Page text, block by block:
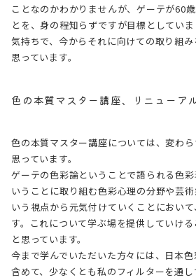
ことなのかわかりませんが、ゲーテが60
とを、身の程知らずですが目標としてい
気持ちで、今からそれに向けての取り組
思っています。
色の本質マスター講座、リニューア
色の本質マスター講座については、変わ
思っています。
ゲーテの色彩論ということで語られる色
いうことに取り組む色彩心理の分野や芸
いう視点から元気付けていくことにおい
す。これについて学ぶ場を提供していけ
と思っています。
今まで学んでいただいた方々には、日本
含めて、少なくとも私のフィルターを通